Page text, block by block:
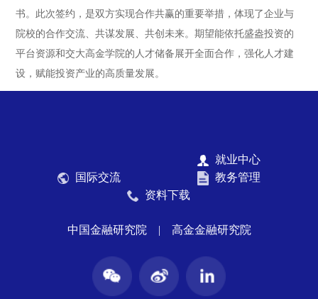
书。此次签约，是双方实现合作共赢的重要举措，体现了企业与
院校的合作交流、共谋发展、共创未来。期望能依托盛盎投资的
平台资源和交大高金学院的人才储备展开全面合作，强化人才建
设，赋能投资产业的高质量发展。
就业中心
国际交流
教务管理
资料下载
中国金融研究院 | 高金金融研究院